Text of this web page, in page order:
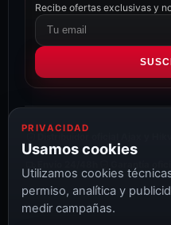
Recibe ofertas exclusivas y
Correo
electrónico
PRIVACIDAD
Usamos cookies
Utilizamos cookies
permiso, analítica y
medir campañas.